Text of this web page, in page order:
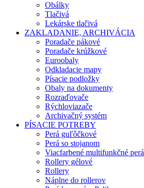
Obálky
Tlačivá
Lekárske tlačivá
ZAKLADANIE, ARCHIVÁCIA
Poradače pákové
Poradače krúžkové
Euroobaly
Odkladacie mapy
Písacie podložky
Obaly na dokumenty
Rozraďovače
Rýchloviazače
Archivačný systém
PÍSACIE POTREBY
Perá guľôčkové
Perá so stojanom
Viacfarbené multifunkčné perá
Rollery gélové
Rollery
Náplne do rollerov